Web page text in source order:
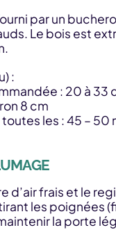
par un
Le bois est
:
: 20 à 33
8 cm
les : 45 – 50
d’air frais et le
les poignées
la porte